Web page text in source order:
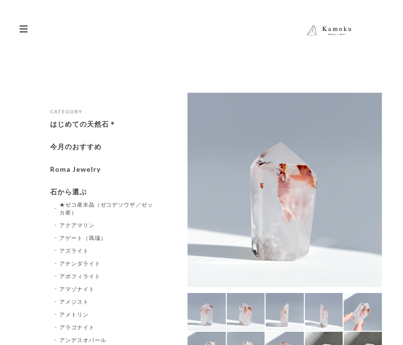
CATEGORY
はじめての天然石＊
今月のおすすめ
Roma Jewelry
石から選ぶ
★ゼコ産水晶（ゼコデソウザ／ゼッ
カ産）
アクアマリン
アゲート（瑪瑙）
アズライト
アナンダライト
アポフィライト
アマゾナイト
アメジスト
アメトリン
アラゴナイト
アンデスオパール